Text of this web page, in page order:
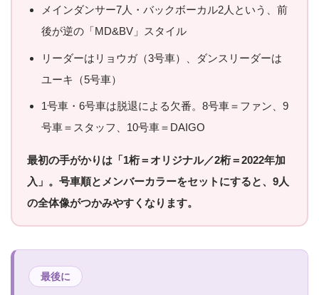
メインダンサー7人・バックボーカル2人という、前
後が逆の「MD&BV」スタイル
リーダーはリョウガ（3号車）、ダンスリーダーは
ユーキ（5号車）
1号車・6号車は脱退による欠番。8号車＝ファン、9
号車＝スタッフ、10号車＝DAIGO
最初の手がかりは「1桁＝オリジナル／2桁＝2022年加
入」。号車順とメンバーカラーをセットにすると、9人
の全体像がつかみやすくなります。
最後に